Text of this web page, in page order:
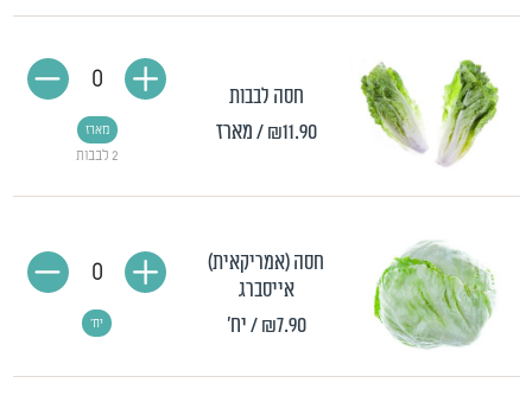
חסה לבבות
₪11.90 / מארז
2 לבבות
מארז
0
חסה (אמריקאית)
אייסברג
₪7.90 / יח' יח'
0